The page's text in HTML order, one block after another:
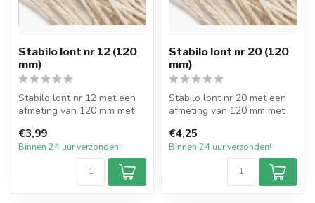
Stabilo lont nr 12 (120
mm)
Stabilo lont nr 12 met een
afmeting van 120 mm met
verpakt p...
€3,99
Binnen 24 uur verzonden!
Stabilo lont nr 20 (120
mm)
Stabilo lont nr 20 met een
afmeting van 120 mm met
verpakt ...
€4,25
Binnen 24 uur verzonden!